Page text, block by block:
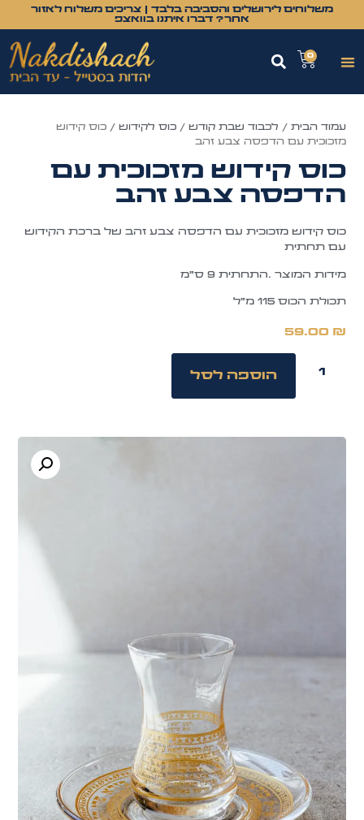
משלוחים לירושלים והסביבה בלבד | צריכים משלוח לאזור
אחר? דברו איתנו בוואצפ
0
עמוד הבית / לכבוד שבת קודש / כוס לקידוש / כוס קידוש
מזכוכית עם הדפסה צבע זהב
כוס קידוש מזכוכית עם
הדפסה צבע זהב
כוס קידוש מזכוכית עם הדפסה צבע זהב של ברכת הקידוש
עם תחתית
מידות המוצר .התחתית 9 ס"מ
תכולת הכוס 115 מ"ל
59.00 ₪
הוספה לסל